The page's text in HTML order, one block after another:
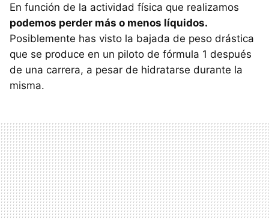
En función de la actividad física que realizamos
podemos perder más o menos líquidos.
Posiblemente has visto la bajada de peso drástica
que se produce en un piloto de fórmula 1 después
de una carrera, a pesar de hidratarse durante la
misma.